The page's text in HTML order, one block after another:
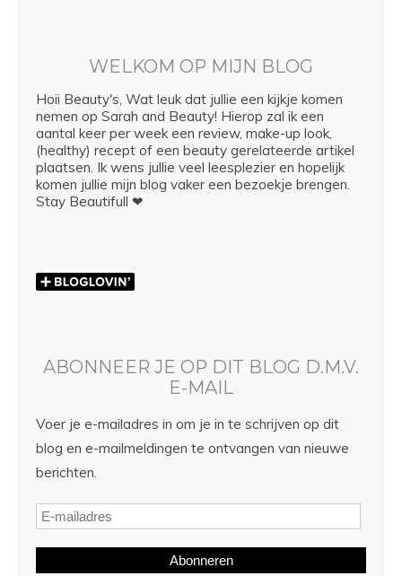
WELKOM OP MIJN BLOG
Hoii Beauty's, Wat leuk dat jullie een kijkje komen
nemen op Sarah and Beauty! Hierop zal ik een
aantal keer per week een review, make-up look,
(healthy) recept of een beauty gerelateerde artikel
plaatsen. Ik wens jullie veel leesplezier en hopelijk
komen jullie mijn blog vaker een bezoekje brengen.
Stay Beautifull ❤
ABONNEER JE OP DIT BLOG D.M.V.
E-MAIL
Voer je e-mailadres in om je in te schrijven op dit
blog en e-mailmeldingen te ontvangen van nieuwe
berichten.
Abonneren